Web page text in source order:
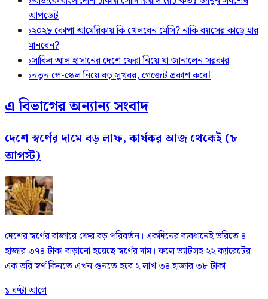
আপডেট
›২০২৮ কোপা আমেরিকায় কি খেলবেন মেসি? নাকি বয়সের কাছে হার
মানবেন?
›সাকিব আল হাসানের দেশে ফেরা নিয়ে যা জানালেন সরকার
›নতুন পে-স্কেল নিয়ে বড় সুখবর, গেজেট প্রকাশ কবে!
এ বিভাগের অন্যান্য সংবাদ
দেশে স্বর্ণের দামে বড় লাফ, কার্যকর আজ থেকেই (৮
আগস্ট)
দেশের স্বর্ণের বাজারে ফের বড় পরিবর্তন। একদিনের ব্যবধানেই ভরিতে ৪
হাজার ৩৭৪ টাকা বাড়ানো হয়েছে স্বর্ণের দাম। ফলে ভ্যাটসহ ২২ ক্যারেটের
এক ভরি স্বর্ণ কিনতে এখন গুনতে হবে ২ লাখ ৩৪ হাজার ৩৮ টাকা।
১ ঘণ্টা আগে